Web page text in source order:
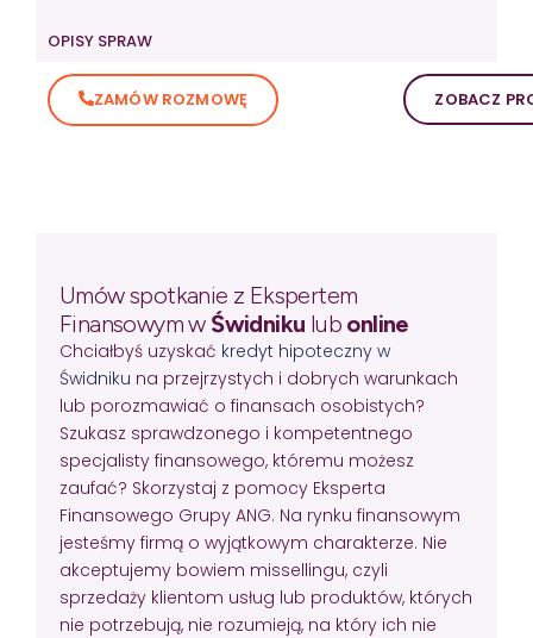
OPISY SPRAW
ZAMÓW ROZMOWĘ ZOBACZ
Umów spotkanie z Ekspertem
Finansowym wŚwidniku lub online
Chciałbyś uzyskać kredyt hipoteczny w
Świdniku na przejrzystych i dobrych warunkach
lub porozmawiać o finansach osobistych?
Szukasz sprawdzonego i kompetentnego
specjalisty finansowego, któremu możesz
zaufać? Skorzystaj z pomocy Eksperta
Finansowego Grupy ANG. Na rynku finansowym
jesteśmy firmą o wyjątkowym charakterze. Nie
akceptujemy bowiem missellingu, czyli
sprzedaży klientom usług lub produktów, których
nie potrzebują, nie rozumieją, na który ich nie